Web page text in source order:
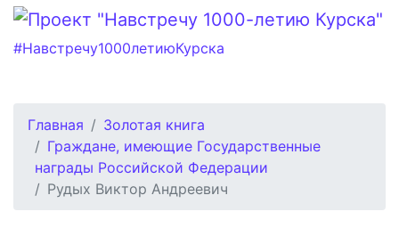
#Навстречу1000летиюКурска
Главная
Золотая книга
Граждане, имеющие Государственные
награды Российской Федерации
Рудых Виктор Андреевич